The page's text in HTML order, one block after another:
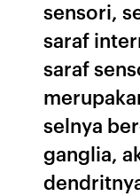
sensori,
saraf
saraf
selnya
ganglia,